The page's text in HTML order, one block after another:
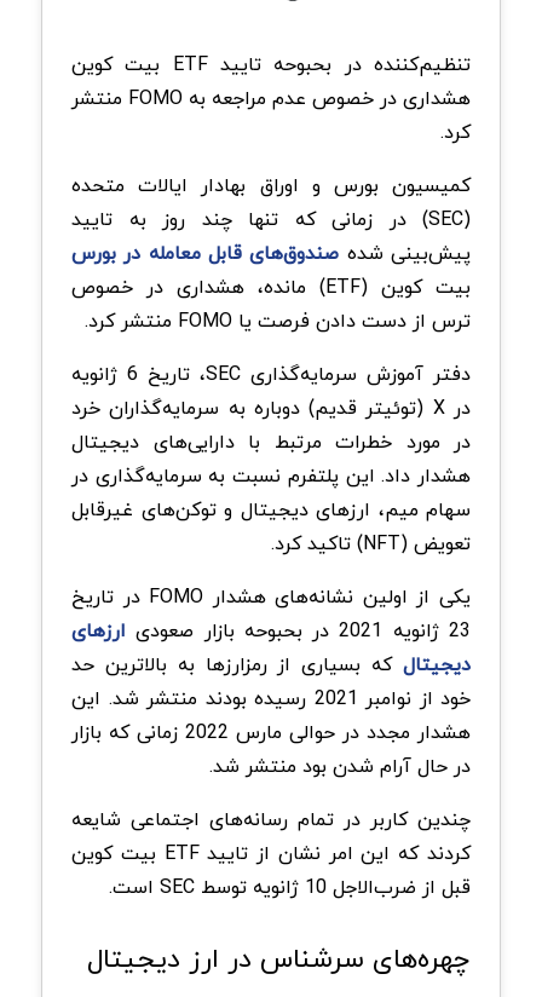
تنظیم‌کننده در بحبوحه تایید ETF بیت کوین
هشداری در خصوص عدم مراجعه به FOMO منتشر
کرد.
کمیسیون بورس و اوراق بهادار ایالات متحده
(SEC) در زمانی که تنها چند روز به تایید
پیش‌بینی شده صندوق‌های قابل معامله در بورس
بیت کوین (ETF) مانده، هشداری در خصوص
ترس از دست دادن فرصت یا FOMO منتشر کرد.
دفتر آموزش سرمایه‌گذاری SEC، تاریخ 6 ژانویه
در X (توئیتر قدیم) دوباره به سرمایه‌گذاران خرد
در مورد خطرات مرتبط با دارایی‌های دیجیتال
هشدار داد. این پلتفرم نسبت به سرمایه‌گذاری در
سهام میم، ارزهای دیجیتال و توکن‌های غیرقابل
تعویض (NFT) تاکید کرد.
یکی از اولین نشانه‌های هشدار FOMO در تاریخ
23 ژانویه 2021 در بحبوحه بازار صعودی
ارزهای
دیجیتال که بسیاری از رمزارزها به بالاترین حد
خود از نوامبر 2021 رسیده بودند منتشر شد. این
هشدار مجدد در حوالی مارس 2022 زمانی که بازار
در حال آرام شدن بود منتشر شد.
چندین کاربر در تمام رسانه‌های اجتماعی شایعه‌
کردند که این امر نشان از تایید ETF بیت کوین
قبل از ضرب‌الاجل 10 ژانویه توسط SEC است.
چهره‌های سرشناس در ارز دیجیتال